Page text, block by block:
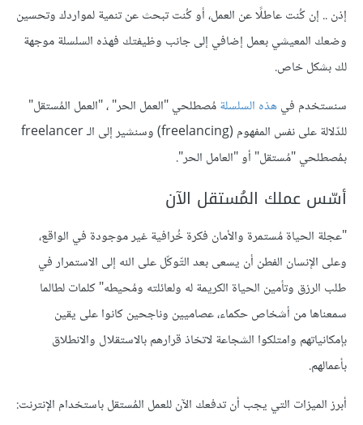
إذن .. إن كُنت عاطلًا عن العمل، أو كُنت تبحث عن تنمية لمواردك وتحسين
وضعك المعيشي بعمل إضافي إلى جانب وظيفتك فهذه السلسلة موجهة
لك بشكل خاص.
سنستخدم فيهذه السلسلةمُصطلحي "العمل الحر" ، "العمل المُستقل"
للدّلالة على نفس المفهوم (freelancing) وسنشير إلى الـ freelancer
بمُصطلحي "مُستقل" أو "العامل الحر".
أسّس عملك المُستقل الآن
"عجلة الحياة مُستمرة والأمان فكرة خُرافية غير موجودة في الواقع،
وعلى الإنسان الفطن أن يسعى بعد التّوكّل على الله إلى الاستمرار في
طلب الرزق وتأمين الحياة الكريمة له ولعائلته ومُحيطه" كلمات لطالما
سمعناها من أشخاص حكماء، عصاميين وناجحين كانوا على يقين
بإمكانياتهم وامتلكوا الشجاعة لاتخاذ قرارهم بالاستقلال والانطلاق
بأعمالهم.
أبرز الميزات التي يجب أن تدفعك الآن للعمل المُستقل باستخدام الإنترنت: